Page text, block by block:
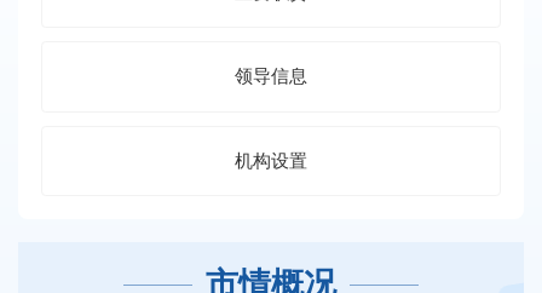
领导信息
机构设置
市情概况